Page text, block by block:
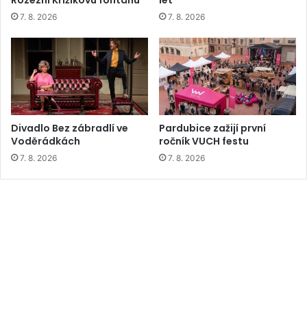
7. 8. 2026 7. 8. 2026
Divadlo Bez zábradlí ve
Voděrádkách
7. 8. 2026
Pardubice zažijí první
ročník VUCH festu
7. 8. 2026